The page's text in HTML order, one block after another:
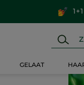
GELAAT